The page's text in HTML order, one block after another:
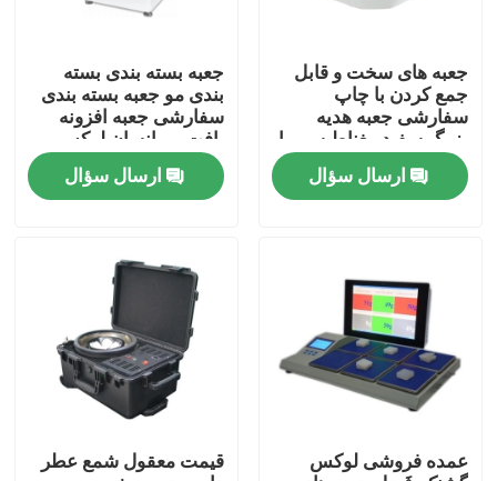
صفحه اصلی
محصولات
فیلم های
جعبه های سخت و قابل
جمع کردن با چاپ
سفارشی جعبه هدیه
بزرگ سفید مغناطیسی با
دستگیره حمل
ارسال سؤال
جعبه بسته بندی بسته
بندی مو جعبه بسته بندی
سفارشی جعبه افزونه
بافت مو انسان لوکس
ارسال سؤال
عمده فروشی لوکس
قیمت معقول شمع عطر